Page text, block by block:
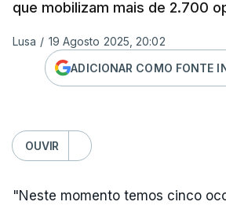
que mobilizam mais de 2.700
Lusa / 19 Agosto 2025, 20:02
ADICIONAR COMO FONTE
OUVIR
"Neste momento temos cinco